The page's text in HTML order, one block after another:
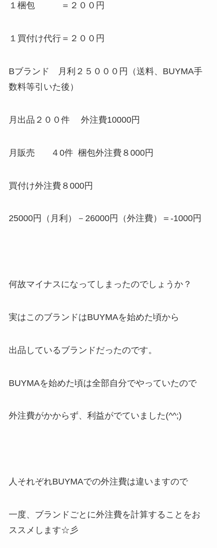
１梱包 ＝２００円
１買付け代行＝２００円
Bブランド 月利２５０００円（送料、BUYMA手
数料等引いた後）
月出品２００件 外注費10000円
月販売 ４0件 梱包外注費８000円
買付け外注費８000円
25000円（月利）－26000円（外注費）＝-1000円
何故マイナスになってしまったのでしょうか？
実はこのブランドはBUYMAを始めた頃から
出品しているブランドだったのです。
BUYMAを始めた頃は全部自分でやっていたので
外注費がかからず、利益がでていました(^^;)
人それぞれBUYMAでの外注費は違いますので
一度、ブランドごとに外注費を計算することをお
ススメします☆彡